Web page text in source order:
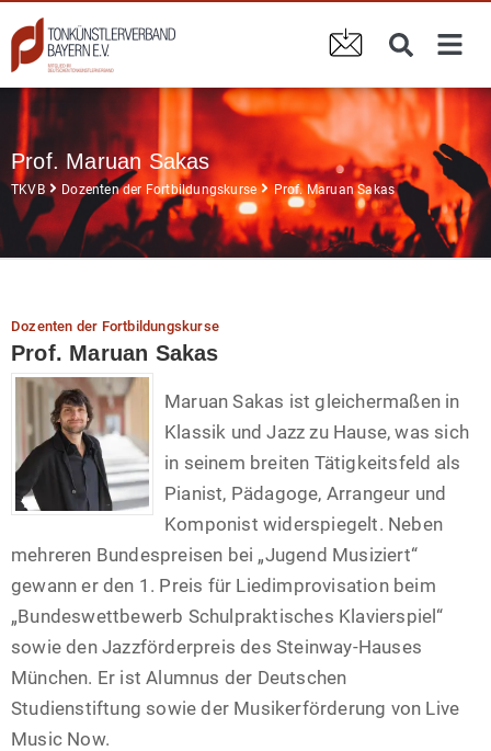
Prof. Maruan Sakas
TKVB Dozenten der Fortbildungskurse Prof. Maruan Sakas
Dozenten der Fortbildungskurse
Prof. Maruan Sakas
Maruan Sakas ist gleichermaßen in
Klassik und Jazz zu Hause, was sich
in seinem breiten Tätigkeitsfeld als
Pianist, Pädagoge, Arrangeur und
Komponist widerspiegelt. Neben
mehreren Bundespreisen bei „Jugend Musiziert“
gewann er den 1. Preis für Liedimprovisation beim
„Bundeswettbewerb Schulpraktisches Klavierspiel“
sowie den Jazzförderpreis des Steinway-Hauses
München. Er ist Alumnus der Deutschen
Studienstiftung sowie der Musikerförderung von Live
Music Now.